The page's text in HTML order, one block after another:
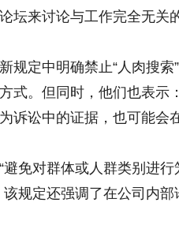
坛来讨论与工作完全无关
规定中明确禁止“人肉搜
式。但同时，他们也表示
诉讼中的证据，也可能会
免对群体或人群类别进
该规定还强调了在公司内